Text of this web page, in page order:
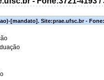
[mandato]. Site:prae.ufsc.br -